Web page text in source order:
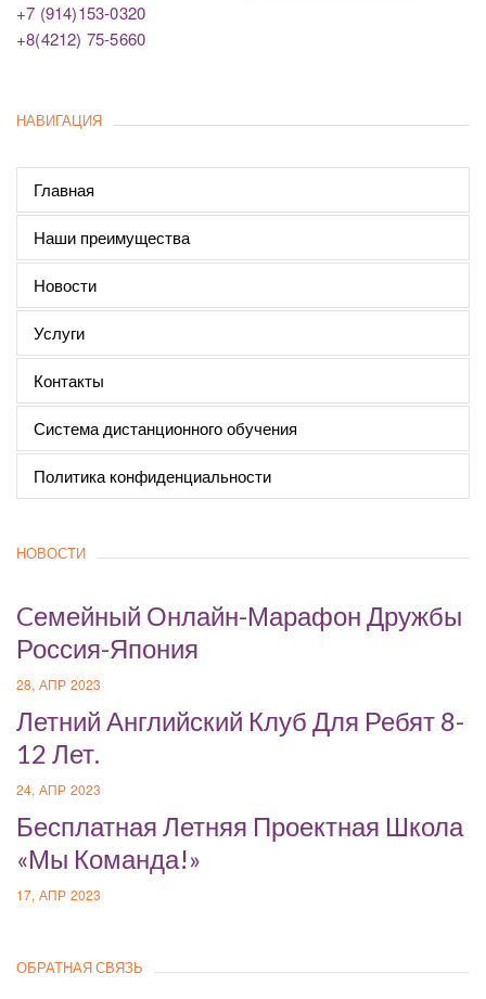
+7 (914)153-0320
+8(4212) 75-5660
НАВИГАЦИЯ
Главная
Наши преимущества
Новости
Услуги
Контакты
Система дистанционного обучения
Политика конфиденциальности
НОВОСТИ
Cемейный Онлайн-Марафон Дружбы
Россия-Япония
28, АПР 2023
Летний Английский Клуб Для Ребят 8-
12 Лет.
24, АПР 2023
Бесплатная Летняя Проектная Школа
«Мы Команда!»
17, АПР 2023
ОБРАТНАЯ СВЯЗЬ